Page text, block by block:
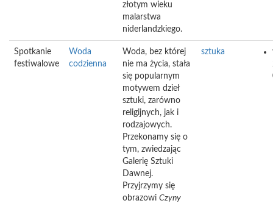
złotym wieku
malarstwa
niderlandzkiego.
Spotkanie
festiwalowe
Woda
codzienna
Woda, bez której
nie ma życia, stała
się popularnym
motywem dzieł
sztuki, zarówno
religijnych, jak i
rodzajowych.
Przekonamy się o
tym, zwiedzając
Galerię Sztuki
Dawnej.
Przyjrzymy się
obrazowi Czyny
sztuka